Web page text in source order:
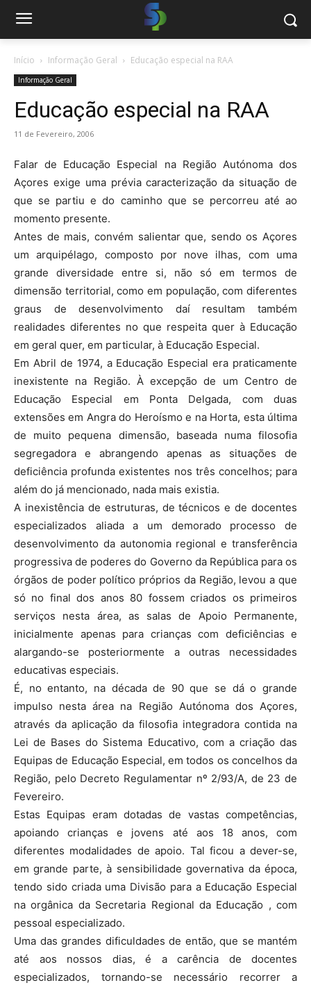
Início Informação Geral Educação especial na RAA
Informação Geral
Educação especial na RAA
11 de Fevereiro, 2006
Falar de Educação Especial na Região Autónoma dos
Açores exige uma prévia caracterização da situação de
que se partiu e do caminho que se percorreu até ao
momento presente.
Antes de mais, convém salientar que, sendo os Açores
um arquipélago, composto por nove ilhas, com uma
grande diversidade entre si, não só em termos de
dimensão territorial, como em população, com diferentes
graus de desenvolvimento daí resultam também
realidades diferentes no que respeita quer à Educação
em geral quer, em particular, à Educação Especial.
Em Abril de 1974, a Educação Especial era praticamente
inexistente na Região. À excepção de um Centro de
Educação Especial em Ponta Delgada, com duas
extensões em Angra do Heroísmo e na Horta, esta última
de muito pequena dimensão, baseada numa filosofia
segregadora e abrangendo apenas as situações de
deficiência profunda existentes nos três concelhos; para
além do já mencionado, nada mais existia.
A inexistência de estruturas, de técnicos e de docentes
especializados aliada a um demorado processo de
desenvolvimento da autonomia regional e transferência
progressiva de poderes do Governo da República para os
órgãos de poder político próprios da Região, levou a que
só no final dos anos 80 fossem criados os primeiros
serviços nesta área, as salas de Apoio Permanente,
inicialmente apenas para crianças com deficiências e
alargando-se posteriormente a outras necessidades
educativas especiais.
É, no entanto, na década de 90 que se dá o grande
impulso nesta área na Região Autónoma dos Açores,
através da aplicação da filosofia integradora contida na
Lei de Bases do Sistema Educativo, com a criação das
Equipas de Educação Especial, em todos os concelhos da
Região, pelo Decreto Regulamentar nº 2/93/A, de 23 de
Fevereiro.
Estas Equipas eram dotadas de vastas competências,
apoiando crianças e jovens até aos 18 anos, com
diferentes modalidades de apoio. Tal ficou a dever-se,
em grande parte, à sensibilidade governativa da época,
tendo sido criada uma Divisão para a Educação Especial
na orgânica da Secretaria Regional da Educação , com
pessoal especializado.
Uma das grandes dificuldades de então, que se mantém
até aos nossos dias, é a carência de docentes
especializados, tornando-se necessário recorrer a